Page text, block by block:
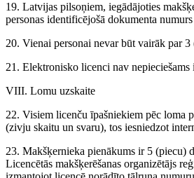
19. Latvijas pilsoņiem, iegādājoties
personas identificējošā dokumenta
20. Vienai personai nevar būt vairāk par
21. Elektronisko licenci nav nepieciešams
VIII. Lomu uzskaite
22. Visiem licenču īpašniekiem pēc loma
(zivju skaitu un svaru), tos iesniedzot
23. Makšķernieka pienākums ir 5 (piecu)
Licencētās makšķerēšanas organizētājs